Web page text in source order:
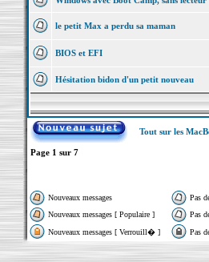
le petit Max a perdu sa maman
BIOS et EFI
Hésitation bidon d'un petit nouveau
Tout sur les
Page 1 sur 7
Nouveaux messages Pas
Nouveaux messages [ Populaire ]
Pas
Nouveaux messages [ Verrouill� ]
Pas